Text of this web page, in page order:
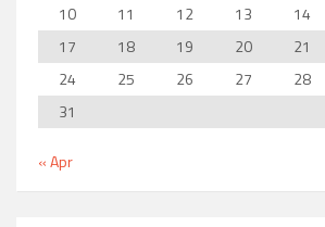
10
11 12 13 14
17
18 19 20 21
24
25 26 27 28
31
« Apr